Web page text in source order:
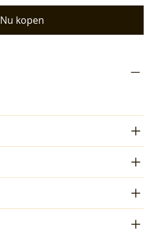
Nu kopen